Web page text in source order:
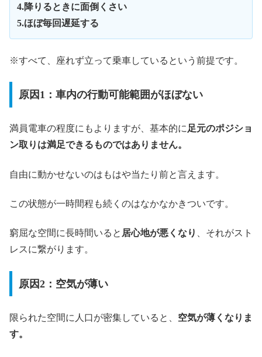
4.降りるときに面倒くさい
5.ほぼ毎回遅延する
※すべて、座れず立って乗車しているという前提です。
原因1：車内の行動可能範囲がほぼない
満員電車の程度にもよりますが、基本的に 足元のポジショ
ン取りは満足できるものではありません。
自由に動かせないのはもはや当たり前と言えます。
この状態が一時間程も続くのはなかなかきついです。
窮屈な空間に長時間いると 居心地が悪くなり 、それがスト
レスに繋がります。
原因2：空気が薄い
限られた空間に人口が密集していると、 空気が薄くなりま
す。